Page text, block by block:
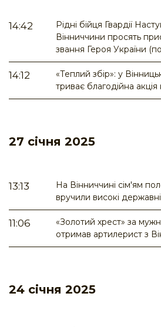
14:42
Рідні бійця Гвардії
Вінниччини просять
звання Героя України
14:12
«Теплий збір»: у
триває благодійна
27 січня 2025
13:13
На Вінниччині сім'ям
вручили високі
11:06
«Золотий хрест» за
отримав артилерист з
24 січня 2025